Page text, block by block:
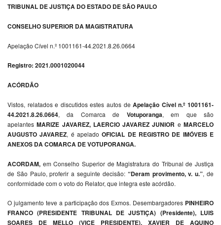
TRIBUNAL DE JUSTIÇA DO ESTADO DE SÃO PAULO
CONSELHO SUPERIOR DA MAGISTRATURA
Apelação Cível n.º 1001161-44.2021.8.26.0664
Registro: 2021.0001020044
ACÓRDÃO
Vistos, relatados e discutidos estes autos deApelação Cível n.º 1001161-
44.2021.8.26.0664, da Comarca de Votuporanga, em que são
apelantes MARIZE JAVAREZ, LAERCIO JAVAREZ JUNIOR e MARCELO
AUGUSTO JAVAREZ, é apeladoOFICIAL DE REGISTRO DE IMÓVEIS E
ANEXOS DA COMARCA DE VOTUPORANGA.
ACORDAM, em Conselho Superior de Magistratura do Tribunal de Justiça
de São Paulo, proferir a seguinte decisão: “Deram provimento, v. u.”, de
conformidade com o voto do Relator, que integra este acórdão.
O julgamento teve a participação dos Exmos. Desembargadores PINHEIRO
FRANCO (PRESIDENTE TRIBUNAL DE JUSTIÇA) (Presidente), LUIS
SOARES DE MELLO (VICE PRESIDENTE), XAVIER DE AQUINO